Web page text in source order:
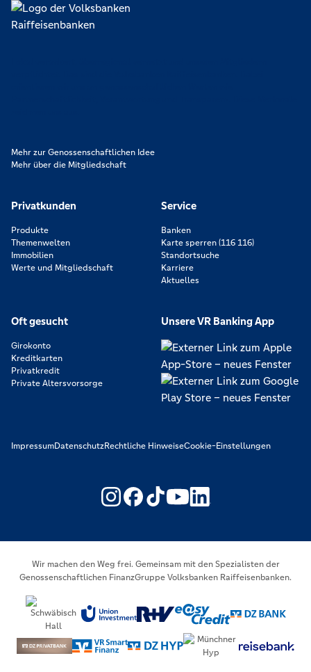
Mehr zur Genossenschaftlichen Idee
Mehr über die Mitgliedschaft
Privatkunden
Produkte
Themenwelten
Immobilien
Werte und Mitgliedschaft
Service
Banken
Karte sperren (116 116)
Standortsuche
Karriere
Aktuelles
Oft gesucht
Girokonto
Kreditkarten
Privatkredit
Private Altersvorsorge
Unsere VR Banking App
ImpressumDatenschutzRechtliche HinweiseCookie-Einstellungen
https://www.youtube.com/
https://
Wir machen den Weg frei. Gemeinsam mit den Spezialisten der
Genossenschaftlichen FinanzGruppe Volksbanken Raiffeisenbanken.